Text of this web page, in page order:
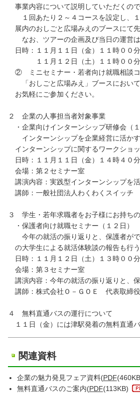
事業内容について説明していただくの
１回あたり２～４コースを設定し、１
展内のおしごと広場みえのブースにて先
なお、ツアーの企画及び当日の運営は
日時：１１月１１日（金）１１時００
１１月１２日（土）１１時００分
② ミニセミナー・若者向け就職相談コ
「おしごと広場みえ」ブースにおいて
お気軽にご参加ください。
２ 企業の人事担当者対象事業
・企業向けインターンシップ研修会（１
インターンシップを企業経営に活かす
インターンシップに関するワークショッ
日時：１１月１１日（金）１４時４０
会場：第２セミナー室
講演内容：実践型インターンシップを
講師：一般社団法人わくわくスイッ
３ 学生・若年求職者をお子様にお持ち
・保護者向け就職セミナー（１２日）
今年の就活の振り返りと、保護者がで
の大学生による就活体験談の報告も行う
日時：１１月１２日（土）１３時００
会場：第３セミナー室
講演内容：今年の就活の振り返りと、
講師：株式会社Ｏ－ＧＯＥ 代表取
４ 無料直通バスの運行について
１１日（金）には津駅発着の無料直通
関連資料
企業の魅力発見フェア資料(PDF
無料直通バスのご案内(PDF(113KB)